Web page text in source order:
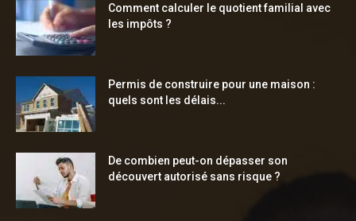
Comment calculer le quotient familial avec
les impôts ?
Permis de construire pour une maison :
quels sont les délais...
De combien peut-on dépasser son
découvert autorisé sans risque ?